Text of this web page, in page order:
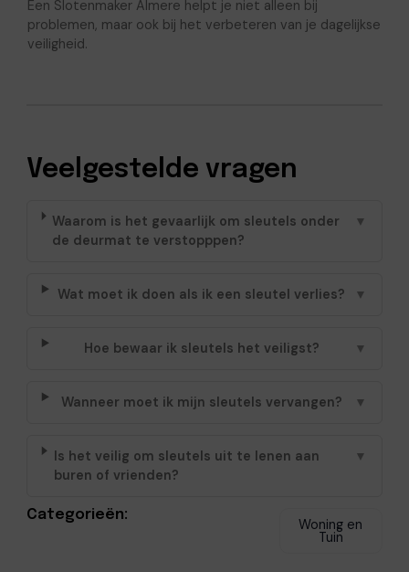
Een Slotenmaker Almere helpt je niet alleen bij
problemen, maar ook bij het verbeteren van je dagelijkse
veiligheid.
Veelgestelde vragen
Waarom is het gevaarlijk om sleutels onder
de deurmat te verstopppen?
▼
Wat moet ik doen als ik een sleutel verlies? ▼
Hoe bewaar ik sleutels het veiligst? ▼
Wanneer moet ik mijn sleutels vervangen? ▼
Is het veilig om sleutels uit te lenen aan
buren of vrienden?
▼
Categorieën:
Woning en
Tuin